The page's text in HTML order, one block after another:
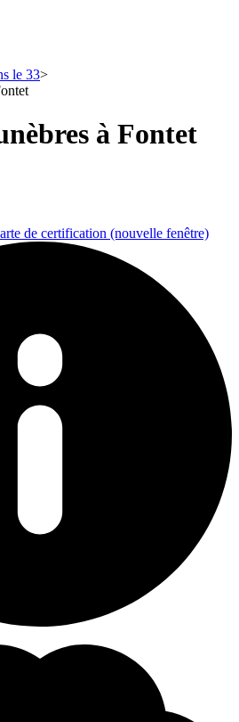
le 33
à Fontet
de certification (nouvelle fenêtre)